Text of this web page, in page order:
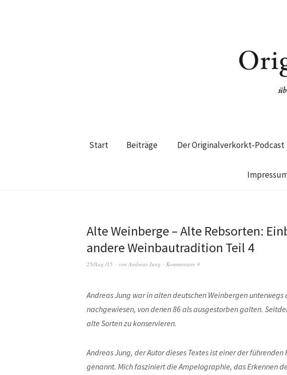
Start Beiträge Der Originalverkorkt-Podcast
Alte Weinberge – Alte Rebsorten:
andere Weinbautradition Teil 4
25/Aug./15 von Andreas Jung Kommentare 9
Andreas Jung war in alten deutschen Weinbergen
nachgewiesen, von denen 86 als ausgestorben galten.
alte Sorten zu konservieren.
Andreas Jung, der Autor dieses Textes ist einer der
genannt. Mich fasziniert die Ampelographie, das Erkennen